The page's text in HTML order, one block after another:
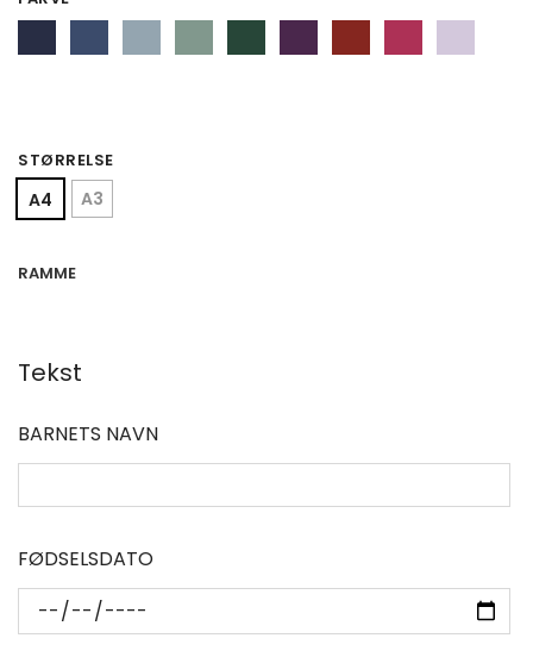
STØRRELSE
A4 A3
RAMME
Tekst
BARNETS NAVN
FØDSELSDATO